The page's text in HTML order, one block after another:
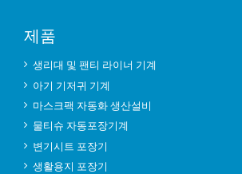
제품
생리대 및 팬티 라이너 기계
아기 기저귀 기계
마스크팩 자동화 생산설비
물티슈 자동포장기계
변기시트 포장기
생활용지 포장기